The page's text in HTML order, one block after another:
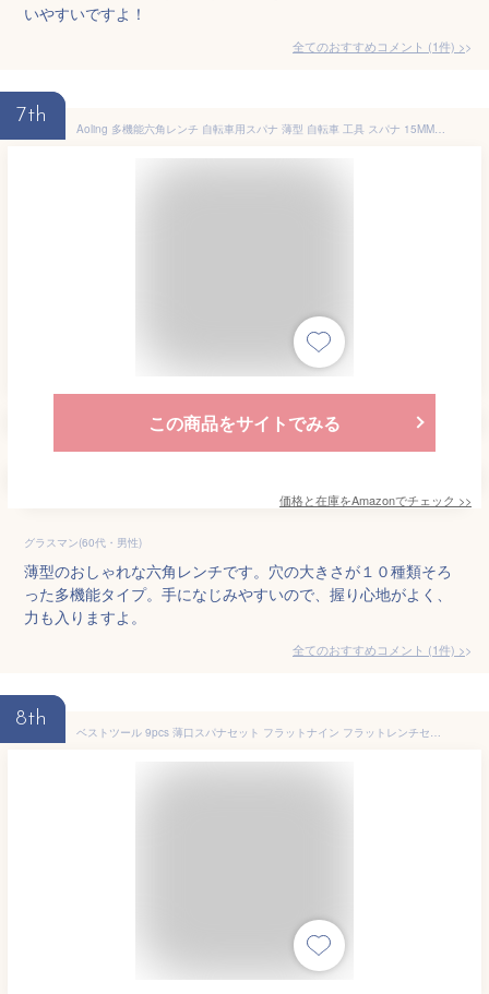
いやすいですよ！
全てのおすすめコメント (1件) >
7th
Aoling 多機能六角レンチ 自転車用スパナ 薄型 自転車 工具 スパナ 15MM 10MM 16MM 9MM 12MM 17MM 14MM 8MM 13MM 万能レンチ ペダル交換 ヘッドセット取り付け取り外し 玉押し調整 スレッドステム締め付け ローラーブレーキ取り付け チェーン引き ブレーキとブレーキワイヤー固定 ハブのメンテナンス 後輪ナット用 タイヤ外し 持ち運び便利 10穴 単品
この商品をサイトでみる
価格と在庫をAmazonでチェック >>
グラスマン(60代・男性)
薄型のおしゃれな六角レンチです。穴の大きさが１０種類そろ
った多機能タイプ。手になじみやすいので、握り心地がよく、
力も入りますよ。
全てのおすすめコメント (1件) >
8th
ベストツール 9pcs 薄口スパナセット フラットナイン フラットレンチセット 狭所作業に最適 フリーレンチ付 専用ハンドル付 収納ケース付 多用途 ホビー DIY ギター 整備 修理 薄型スパナセット 極薄 差替え式 超薄型 軽量 FLAT9 FW9-817 BESTTOOL